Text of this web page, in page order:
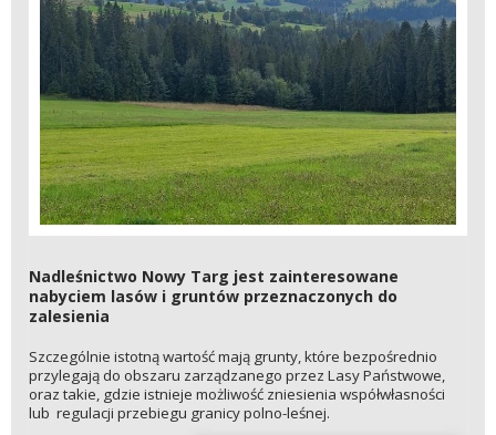
Nadleśnictwo Nowy Targ jest zainteresowane
nabyciem lasów i gruntów przeznaczonych do
zalesienia
Szczególnie istotną wartość mają grunty, które bezpośrednio
przylegają do obszaru zarządzanego przez Lasy Państwowe,
oraz takie, gdzie istnieje możliwość zniesienia współwłasności
lub regulacji przebiegu granicy polno-leśnej.